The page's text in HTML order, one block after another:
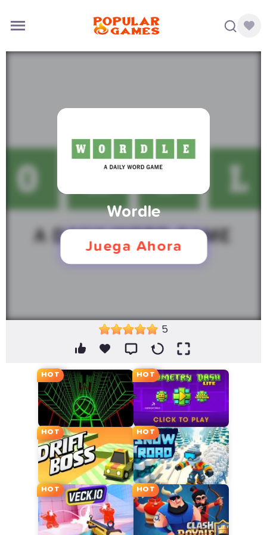
5
HOT HOT
HOT HOT
HOT HOT